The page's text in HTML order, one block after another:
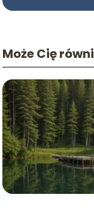
Może Cię